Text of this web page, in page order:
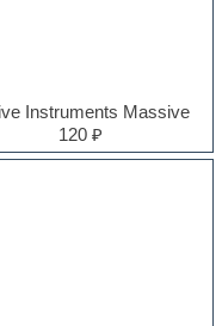
Instruments Massive
120 ₽